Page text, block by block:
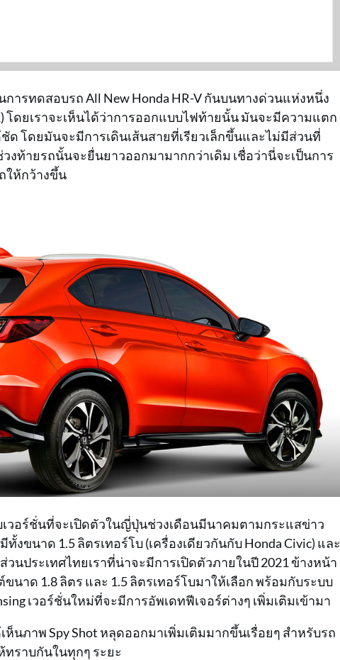
ารทดสอบรถ All New Honda HR-V กันบนทางด่วนแห่งหนึ่ง
โดยเราจะเห็นได้ว่าการออกแบบไฟท้ายนั้น มันจะมีความแตก
ด โดยมันจะมีการเดินเส้นสายที่เรียวเล็กขึ้นและไม่มีส่วนที่
งท้ายรถนั้นจะยื่นยาวออกมามากกว่าเดิม เชื่อว่านี่จะเป็นการ
ให้กว้างขึ้น
วอร์ชั่นที่จะเปิดตัวในญี่ปุ่นช่วงเดือนมีนาคมตามกระแสข่าว
ขนาด 1.5 ลิตรเทอร์โบ (เครื่องเดียวกันกับ Honda Civic) และ
วนประเทศไทยเราที่น่าจะมีการเปิดตัวภายในปี 2021 ข้างหน้า
นาด 1.8 ลิตร และ 1.5 ลิตรเทอร์โบมาให้เลือก พร้อมกับระบบ
เวอร์ชั่นใหม่ที่จะมีการอัพเดทฟีเจอร์ต่างๆ เพิ่มเติมเข้ามา
ห็นภาพ Spy Shot หลุดออกมาเพิ่มเติมมากขึ้นเรื่อยๆ สำหรับรถ
ทราบกันในทุกๆ ระยะ